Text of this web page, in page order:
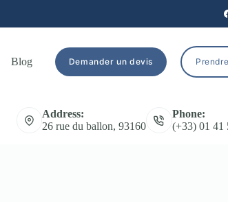
Blog Demander un devis
Address:
26 rue du ballon, 93160
Phone:
(+33) 01 41